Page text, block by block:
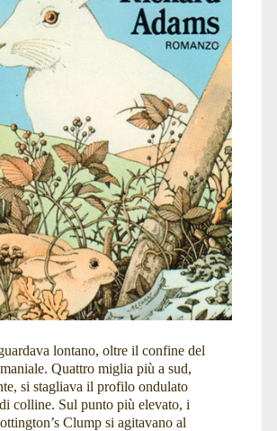
lontano, oltre il confine del
Quattro miglia più a sud,
si stagliava il profilo ondulato
colline. Sul punto più elevato, i
Clump si agitavano al